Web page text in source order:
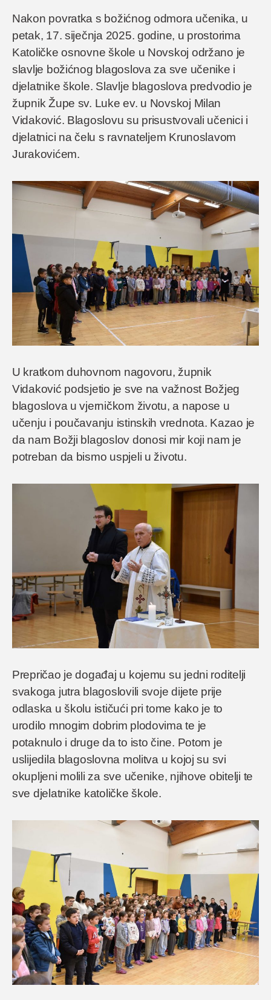
Nakon povratka s božićnog odmora učenika, u
petak, 17. siječnja 2025. godine, u prostorima
Katoličke osnovne škole u Novskoj održano je
slavlje božićnog blagoslova za sve učenike i
djelatnike škole. Slavlje blagoslova predvodio je
župnik Župe sv. Luke ev. u Novskoj Milan
Vidaković. Blagoslovu su prisustvovali učenici i
djelatnici na čelu s ravnateljem Krunoslavom
Jurakovićem.
U kratkom duhovnom nagovoru, župnik
Vidaković podsjetio je sve na važnost Božjeg
blagoslova u vjerničkom životu, a napose u
učenju i poučavanju istinskih vrednota. Kazao je
da nam Božji blagoslov donosi mir koji nam je
potreban da bismo uspjeli u životu.
Prepričao je događaj u kojemu su jedni roditelji
svakoga jutra blagoslovili svoje dijete prije
odlaska u školu ističući pri tome kako je to
urodilo mnogim dobrim plodovima te je
potaknulo i druge da to isto čine. Potom je
uslijedila blagoslovna molitva u kojoj su svi
okupljeni molili za sve učenike, njihove obitelji te
sve djelatnike katoličke škole.